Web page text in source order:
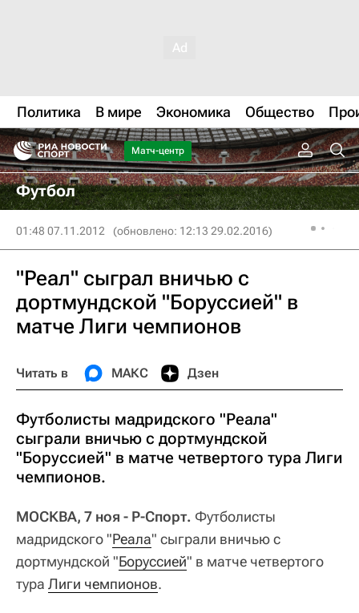
Политика В мире Экономика Общество
Матч-центр
Футбол
01:48 07.11.2012 (обновлено: 12:13 29.02.2016)
"Реал" сыграл вничью с
дортмундской "Боруссией" в
матче Лиги чемпионов
Читать в МАКС Дзен
Футболисты мадридского "Реала"
сыграли вничью с дортмундской
"Боруссией" в матче четвертого тура Лиги
чемпионов.
МОСКВА, 7 ноя - Р-Спорт. Футболисты
мадридского "Реала" сыграли вничью с
дортмундской "Боруссией" в матче четвертого
тура Лиги чемпионов.